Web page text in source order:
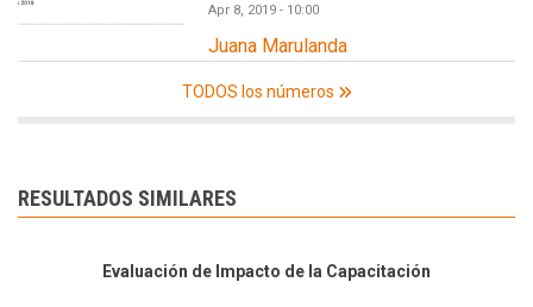
Apr 8, 2019 - 10:00
Juana Marulanda
TODOS los números
RESULTADOS SIMILARES
Evaluación de Impacto de la Capacitación